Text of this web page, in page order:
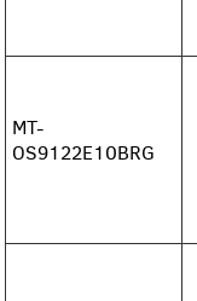
MT-
OS9122E10BRG